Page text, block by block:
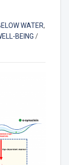
WATER,
BEING /